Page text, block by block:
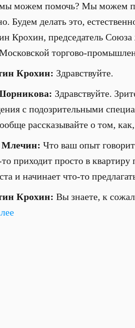
можем помочь? Мы можем
Будем делать это,
Крохин, председатель
торгово-
Крохин: Здравствуйте.
Здравствуйте.
с подозрительными
рассказывайте о том,
Млечин: Что ваш опыт
то приходит просто в
и начинает что-то
Крохин: Вы знаете, к